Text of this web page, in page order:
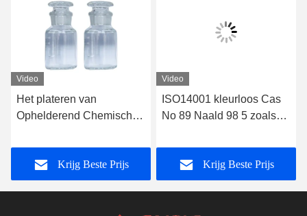
Video
Het plateren van
Ophelderend Chemisch
Chloorbenzaldehyde
ISO45001Krijg Beste Prijs
Video
ISO14001 kleurloos Cas
No 89 Naald 98 5 zoals
Krijg Beste Prijs